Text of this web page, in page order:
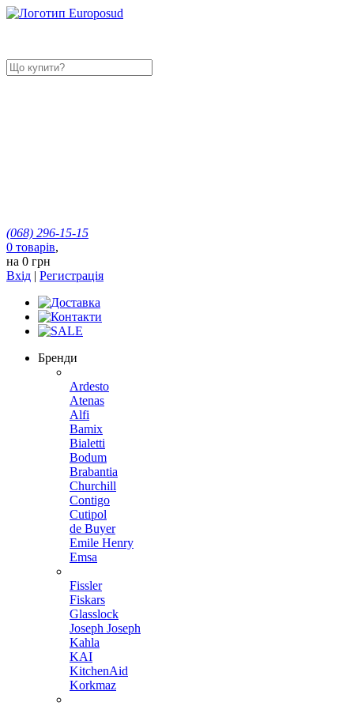
(068) 296-15-15
0 товарів,
на 0 грн
Вхід | Регистрація
Бренди
Ardesto
Atenas
Alfi
Bamix
Bialetti
Bodum
Brabantia
Churchill
Contigo
Cutipol
de Buyer
Emile Henry
Emsa
Fissler
Fiskars
Glasslock
Joseph Joseph
Kahla
KAI
KitchenAid
Korkmaz